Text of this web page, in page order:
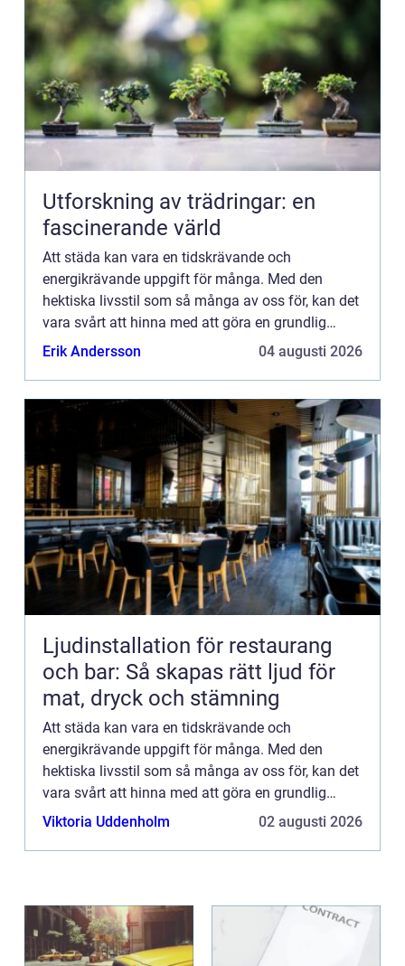
Utforskning av trädringar: en
fascinerande värld
Att städa kan vara en tidskrävande och
energikrävande uppgift för många. Med den
hektiska livsstil som så många av oss för, kan det
vara svårt att hinna med att göra en grundlig
rengöring av ...
Erik Andersson 04 augusti 2026
Ljudinstallation för restaurang
och bar: Så skapas rätt ljud för
mat, dryck och stämning
Att städa kan vara en tidskrävande och
energikrävande uppgift för många. Med den
hektiska livsstil som så många av oss för, kan det
vara svårt att hinna med att göra en grundlig
rengöring av ...
Viktoria Uddenholm 02 augusti 2026